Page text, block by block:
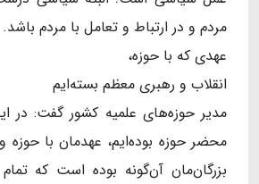
مردم و در ارتباط و تعامل با مردم باشد.
عهدی که با حوزه،
انقلاب و رهبری معظم بسته‌ایم
مدیر حوزه‌های علمیه کشور گفت: در
محضر حوزه بوده‌ایم، عهدمان با حوزه
بزرگان‌مان آن‌گونه بوده است که